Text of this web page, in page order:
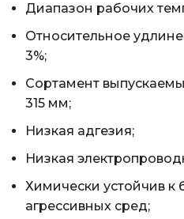
Диапазон рабочих
Относительное
3%;
Сортамент
315 мм;
Низкая адгезия;
Низкая
Химически устойчив к
агрессивных сред;